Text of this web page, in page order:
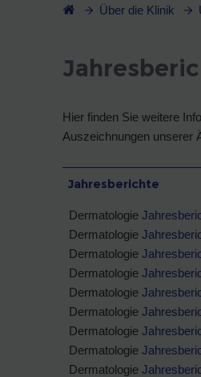
Über die Klinik
Hier finden Sie weitere
Auszeichnungen unserer
Jahresberichte
Dermatologie
Dermatologie
Dermatologie
Dermatologie
Dermatologie
Dermatologie
Dermatologie
Dermatologie
Dermatologie